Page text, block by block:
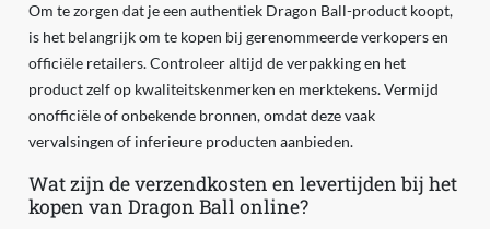
Om te zorgen dat je een authentiek Dragon Ball-product koopt,
is het belangrijk om te kopen bij gerenommeerde verkopers en
officiële retailers. Controleer altijd de verpakking en het
product zelf op kwaliteitskenmerken en merktekens. Vermijd
onofficiële of onbekende bronnen, omdat deze vaak
vervalsingen of inferieure producten aanbieden.
Wat zijn de verzendkosten en levertijden bij het
kopen van Dragon Ball online?